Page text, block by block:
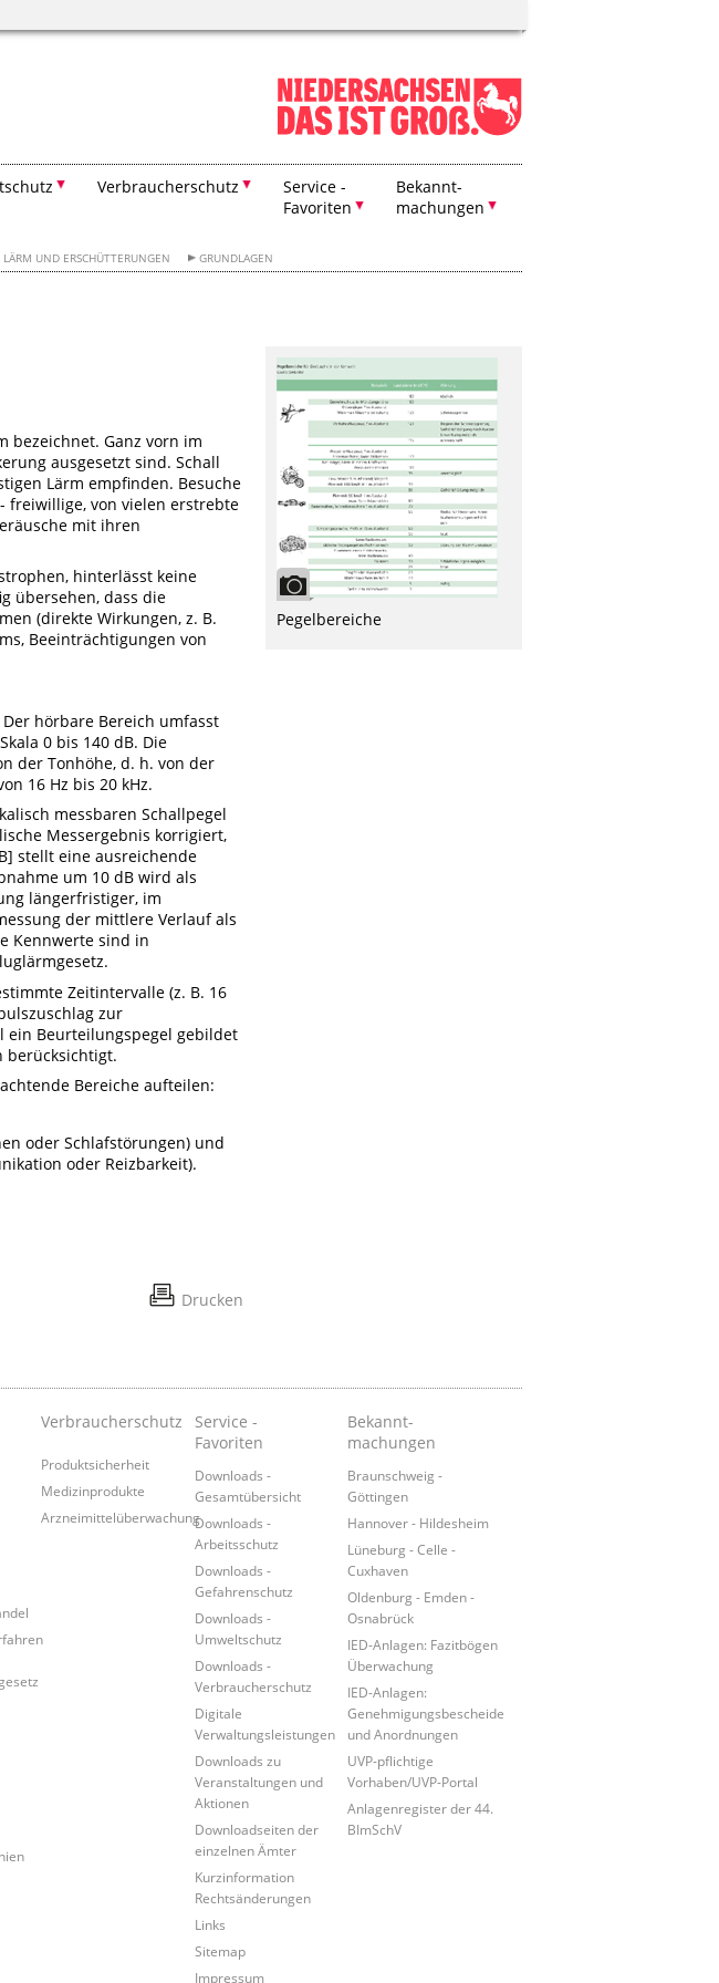
Verbraucherschutz
Service -
Favoriten
Bekannt-
machungen
UND ERSCHÜTTERUNGEN GRUNDLAGEN
bezeichnet. Ganz vorn im
ausgesetzt sind. Schall
Lärm empfinden. Besuche
freiwillige, von vielen erstrebte
mit ihren
hinterlässt keine
übersehen, dass die
(direkte Wirkungen, z. B.
Beeinträchtigungen von
hörbare Bereich umfasst
0 bis 140 dB. Die
der Tonhöhe, d. h. von der
16 Hz bis 20 kHz.
messbaren Schallpegel
Messergebnis korrigiert,
stellt eine ausreichende
um 10 dB wird als
längerfristiger, im
der mittlere Verlauf als
Kennwerte sind in
Zeitintervalle (z. B. 16
zur
ein Beurteilungspegel gebildet
berücksichtigt.
Bereiche aufteilen:
oder Schlafstörungen) und
oder Reizbarkeit).
Drucken
Pegelbereiche
Verbraucherschutz
Produktsicherheit
Medizinprodukte
Arzneimittelüberwachung
Service -
Favoriten
Downloads -
Gesamtübersicht
Downloads -
Arbeitsschutz
Downloads -
Gefahrenschutz
Downloads -
Umweltschutz
Downloads -
Verbraucherschutz
Digitale
Verwaltungsleistungen
Downloads zu
Veranstaltungen und
Aktionen
Downloadseiten der
einzelnen Ämter
Kurzinformation
Rechtsänderungen
Links
Sitemap
Impressum
Bekannt-
machungen
Braunschweig -
Göttingen
Hannover - Hildesheim
Lüneburg - Celle -
Cuxhaven
Oldenburg - Emden -
Osnabrück
IED-Anlagen: Fazitbögen
Überwachung
IED-Anlagen:
Genehmigungsbescheide
und Anordnungen
UVP-pflichtige
Vorhaben/UVP-Portal
Anlagenregister der 44.
BImSchV